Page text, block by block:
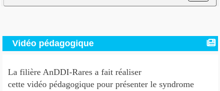
Vidéo pédagogique
La filière AnDDI-Rares a fait réaliser
cette vidéo pédagogique pour présenter le syndrome